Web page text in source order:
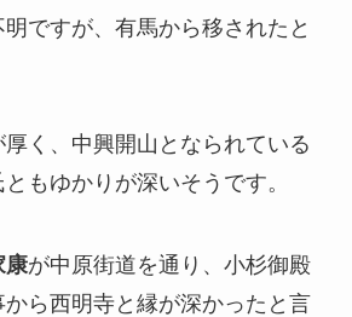
ですが、有馬から移されたと
く、中興開山となられている
もゆかりが深いそうです。
康が中原街道を通り、小杉御殿
ら西明寺と縁が深かったと言